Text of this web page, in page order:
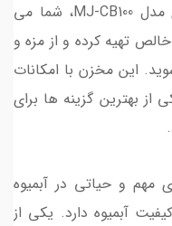
با استفاده از مخزن آبمیوه 1.5 لیتری مدل MJ-CB100، شما می
تهیه کرده و از مزه و
این مخزن با امکانات
بهترین گزینه ها برای
و حیاتی در آبمیوه
آبمیوه دارد. یکی از